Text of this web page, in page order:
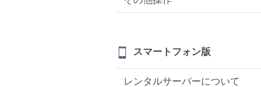
スマートフォン版
レンタルサーバーについて